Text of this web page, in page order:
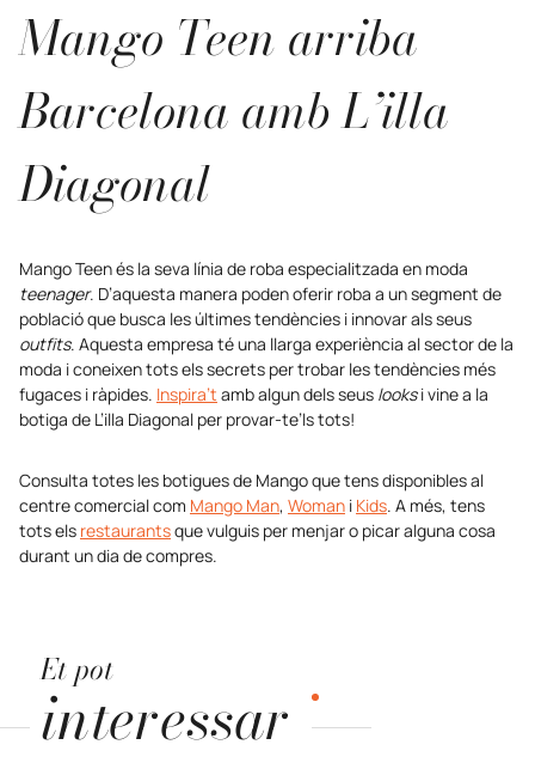
Mango Teen arriba
Barcelona amb L’illa
Diagonal
Mango Teen és la seva línia de roba especialitzada en moda
teenager. D’aquesta manera poden oferir roba a un segment de
població que busca les últimes tendències i innovar als seus
outfits. Aquesta empresa té una llarga experiència al sector de la
moda i coneixen tots els secrets per trobar les tendències més
fugaces i ràpides. Inspira’t amb algun dels seus looksi vine a la
botiga de L’illa Diagonal per provar-te’ls tots!
Consulta totes les botigues de Mango que tens disponibles al
centre comercial com Mango Man, Woman i Kids. A més, tens
tots els restaurantsque vulguis per menjar o picar alguna cosa
durant un dia de compres.
Et pot
interessar